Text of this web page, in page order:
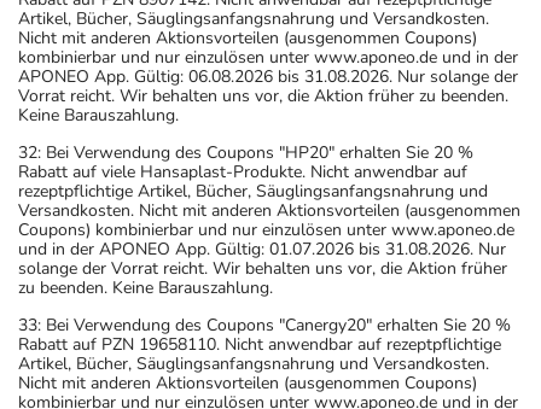
Artikel, Bücher, Säuglingsanfangsnahrung und Versandkosten.
Nicht mit anderen Aktionsvorteilen (ausgenommen Coupons)
kombinierbar und nur einzulösen unter www.aponeo.de und in der
APONEO App. Gültig: 06.08.2026 bis 31.08.2026. Nur solange der
Vorrat reicht. Wir behalten uns vor, die Aktion früher zu beenden.
Keine Barauszahlung.
32: Bei Verwendung des Coupons "HP20" erhalten Sie 20 %
Rabatt auf viele Hansaplast-Produkte. Nicht anwendbar auf
rezeptpflichtige Artikel, Bücher, Säuglingsanfangsnahrung und
Versandkosten. Nicht mit anderen Aktionsvorteilen (ausgenommen
Coupons) kombinierbar und nur einzulösen unter www.aponeo.de
und in der APONEO App. Gültig: 01.07.2026 bis 31.08.2026. Nur
solange der Vorrat reicht. Wir behalten uns vor, die Aktion früher
zu beenden. Keine Barauszahlung.
33: Bei Verwendung des Coupons "Canergy20" erhalten Sie 20 %
Rabatt auf PZN 19658110. Nicht anwendbar auf rezeptpflichtige
Artikel, Bücher, Säuglingsanfangsnahrung und Versandkosten.
Nicht mit anderen Aktionsvorteilen (ausgenommen Coupons)
kombinierbar und nur einzulösen unter www.aponeo.de und in der